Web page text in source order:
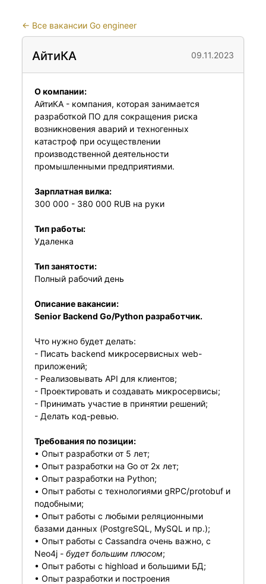
← Все вакансии Go engineer
АйтиКА 09.11.2023
О компании:
АйтиКА - компания, которая занимается
разработкой ПО для сокращения риска
возникновения аварий и техногенных
катастроф при осуществлении
производственной деятельности
промышленными предприятиями.
Зарплатная вилка:
300 000 - 380 000 RUB на руки
Тип работы:
Удаленка
Тип занятости:
Полный рабочий день
Описание вакансии:
Senior Backend Go/Python разработчик.
Что нужно будет делать:
- Писать backend микросервисных web-
приложений;
- Реализовывать API для клиентов;
- Проектировать и создавать микросервисы;
- Принимать участие в принятии решений;
- Делать код-ревью.
Требования по позиции:
• Опыт разработки от 5 лет;
• Опыт разработки на Go от 2х лет;
• Опыт разработки на Python;
• Опыт работы с технологиями gRPC/protobuf и
подобными;
• Опыт работы с любыми реляционными
базами данных (PostgreSQL, MySQL и пр.);
• Опыт работы с Cassandra очень важно, с
Neo4j - будет большим плюсом;
• Опыт работы с highload и большими БД;
• Опыт разработки и построения